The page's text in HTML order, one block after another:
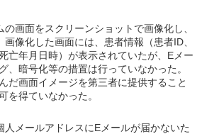
画面をスクリーンショットで画像化し、
像化した画面には、患者情報（患者ID、
亡年月日時）が表示されていたが、Eメー
、暗号化等の措置は行っていなかった。
だ画面イメージを第三者に提供すること
を得ていなかった。
人メールアドレスにEメールが届かないた